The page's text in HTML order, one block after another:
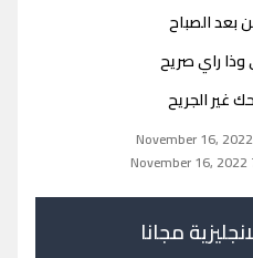
بعد الصباح
راي صريح
غير الجريح
مجانا